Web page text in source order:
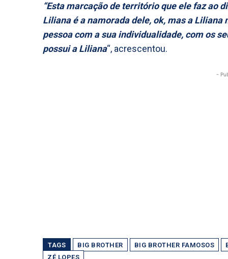
“Esta marcação de território que ele faz ao
Liliana é a namorada dele, ok, mas a
pessoa com a sua individualidade, com os
possui a Liliana“, acrescentou.
-
TAGS BIG BROTHER BIG BROTHER FAMOSOS
ZÉ LOPES